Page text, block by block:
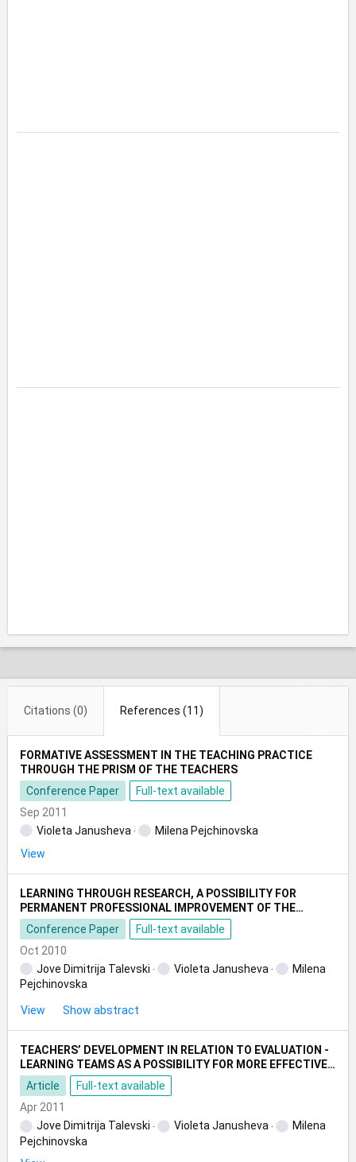
Citations (0) References (11)
FORMATIVE ASSESSMENT IN THE TEACHING PRACTICE
THROUGH THE PRISM OF THE TEACHERS
Conference Paper
Full-text available
Sep 2011
Violeta Janusheva
Milena Pejchinovska
View
LEARNING THROUGH RESEARCH, A POSSIBILITY FOR
PERMANENT PROFESSIONAL IMPROVEMENT OF THE
TEACHING STAFF IN THE ELEMENTARY EDUCATION
Conference Paper
Full-text available
Oct 2010
Jove Dimitrija Talevski
Violeta Janusheva
Milena
Pejchinovska
View Show abstract
TEACHERS’ DEVELOPMENT IN RELATION TO EVALUATION -
LEARNING TEAMS AS A POSSIBILITY FOR MORE EFFECTIVE
ASSESSMENT OF STUDENTS’ ACHIEVEMENTS
Article
Full-text available
Apr 2011
Jove Dimitrija Talevski
Violeta Janusheva
Milena
Pejchinovska